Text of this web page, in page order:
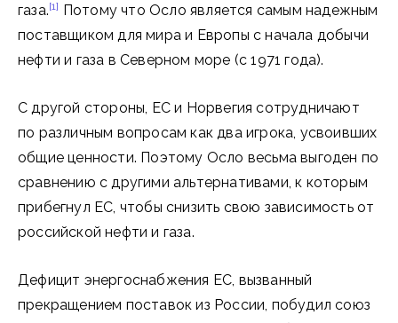
газа.[1] Потому что Осло является самым надежным
поставщиком для мира и Европы с начала добычи
нефти и газа в Северном море (с 1971 года).
С другой стороны, ЕС и Норвегия сотрудничают
по различным вопросам как два игрока, усвоивших
общие ценности. Поэтому Осло весьма выгоден по
сравнению с другими альтернативами, к которым
прибегнул ЕС, чтобы снизить свою зависимость от
российской нефти и газа.
Дефицит энергоснабжения ЕС, вызванный
прекращением поставок из России, побудил союз